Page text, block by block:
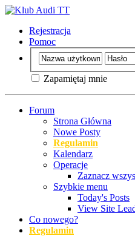
Rejestracja
Pomoc
Zapamiętaj mnie
Forum
Strona Główna
Nowe Posty
Regulamin
Kalendarz
Operacje
Zaznacz
Szybkie menu
Today's Posts
View Site
Co nowego?
Regulamin